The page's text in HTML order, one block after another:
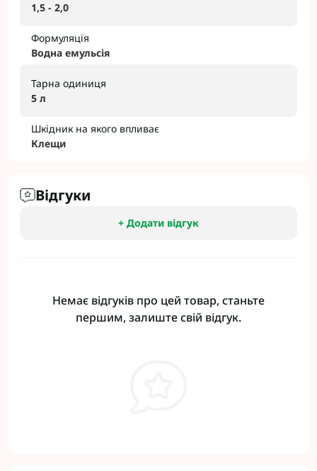
1,5 - 2,0
Формуляція
Водна емульсія
Тарна одиниця
5 л
Шкідник на якого впливає
Клещи
Відгуки
+ Додати відгук
Немає відгуків про цей товар, станьте
першим, залиште свій відгук.